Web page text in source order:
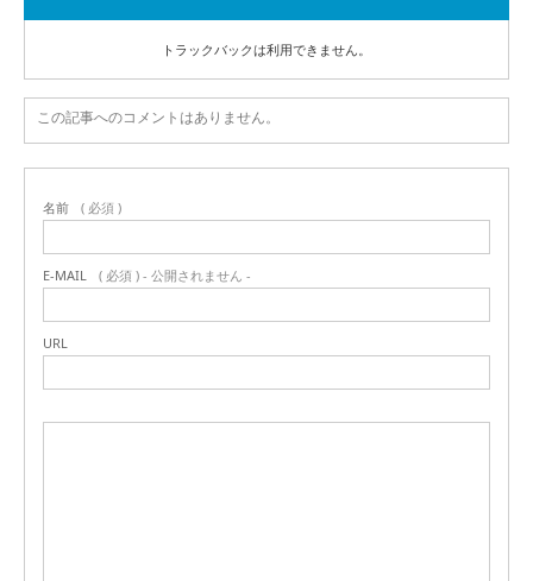
トラックバックは利用できません。
この記事へのコメントはありません。
名前 ( 必須 )
E-MAIL ( 必須 ) - 公開されません -
URL